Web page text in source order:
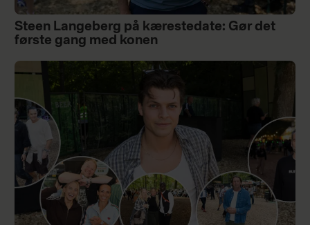
Steen Langeberg på kærestedate: Gør det
første gang med konen